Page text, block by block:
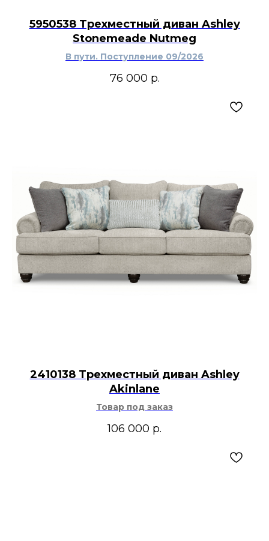
позволяют менять внутреннюю организацию, а
рельефный рисунок превращает корпусную
мебель в заметный интерьерный акцент. Fair
Ridge дополнит современный, американский,
промышленный или переходный интерьер.
5950538 Трехместный диван Ashley
Stonemeade Nutmeg
В пути. Поступление 09/2026
76 000 р.
2410138 Трехместный диван Ashley
Akinlane
Товар под заказ
106 000 р.